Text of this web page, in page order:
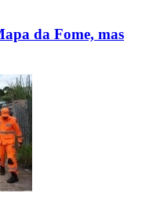
da Fome, mas